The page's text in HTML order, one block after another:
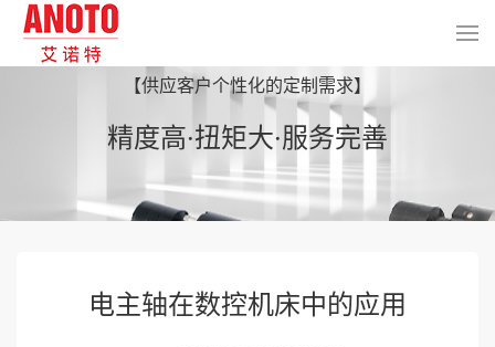
【供应客户个性化的定制需求】
精度高·扭矩大·服务完善
电主轴在数控机床中的应用